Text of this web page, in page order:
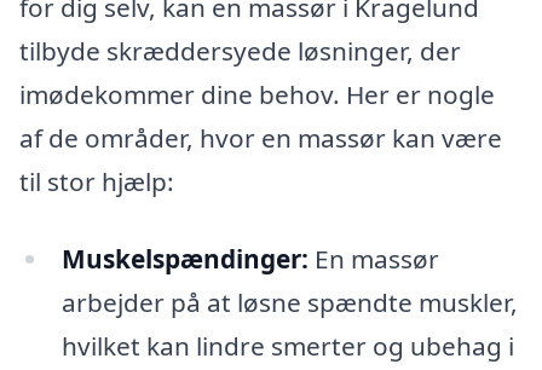
for dig selv, kan en massør i Kragelund
tilbyde skræddersyede løsninger, der
imødekommer dine behov. Her er nogle
af de områder, hvor en massør kan være
til stor hjælp:
Muskelspændinger: En massør
arbejder på at løsne spændte muskler,
hvilket kan lindre smerter og ubehag i